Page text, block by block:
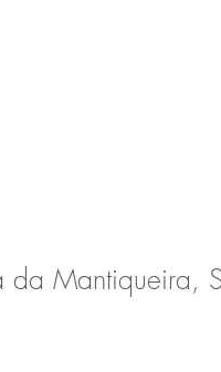
Mantiqueira,